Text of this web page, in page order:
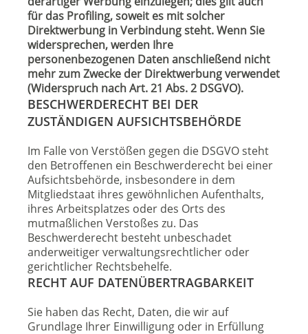
für das Profiling, soweit es mit solcher
Direktwerbung in Verbindung steht. Wenn Sie
widersprechen, werden Ihre
personenbezogenen Daten anschließend nicht
mehr zum Zwecke der Direktwerbung verwendet
(Widerspruch nach Art. 21 Abs. 2 DSGVO).
BESCHWERDERECHT BEI DER
ZUSTÄNDIGEN AUFSICHTSBEHÖRDE
Im Falle von Verstößen gegen die DSGVO steht
den Betroffenen ein Beschwerderecht bei einer
Aufsichtsbehörde, insbesondere in dem
Mitgliedstaat ihres gewöhnlichen Aufenthalts,
ihres Arbeitsplatzes oder des Orts des
mutmaßlichen Verstoßes zu. Das
Beschwerderecht besteht unbeschadet
anderweitiger verwaltungsrechtlicher oder
gerichtlicher Rechtsbehelfe.
RECHT AUF DATENÜBERTRAGBARKEIT
Sie haben das Recht, Daten, die wir auf
Grundlage Ihrer Einwilligung oder in Erfüllung